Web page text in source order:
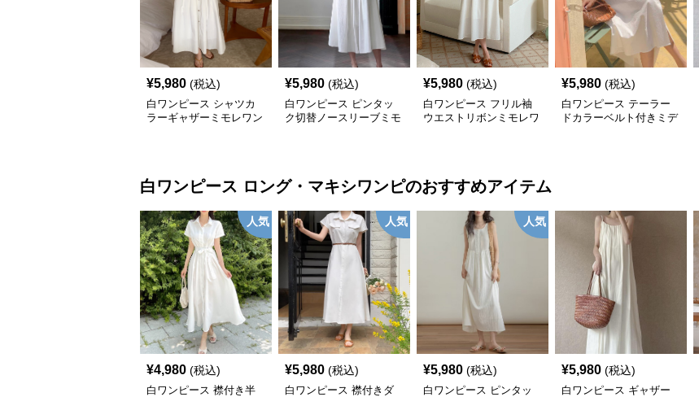
¥5,980 (税込)
白ワンピース シャツカ
ラーギャザーミモレワン
¥5,980 (税込)
白ワンピース ピンタッ
ク切替ノースリーブミモ
¥5,980 (税込)
白ワンピース フリル袖
ウエストリボンミモレワ
¥5,980 (税込)
白ワンピース テーラー
ドカラーベルト付きミデ
白ワンピース ロング・マキシワンピのおすすめアイテム
人気
¥4,980 (税込)
白ワンピース 襟付き半
人気
¥5,980 (税込)
白ワンピース 襟付きダ
人気
¥5,980 (税込)
白ワンピース ピンタッ
¥5,980 (税込)
白ワンピース ギャザー